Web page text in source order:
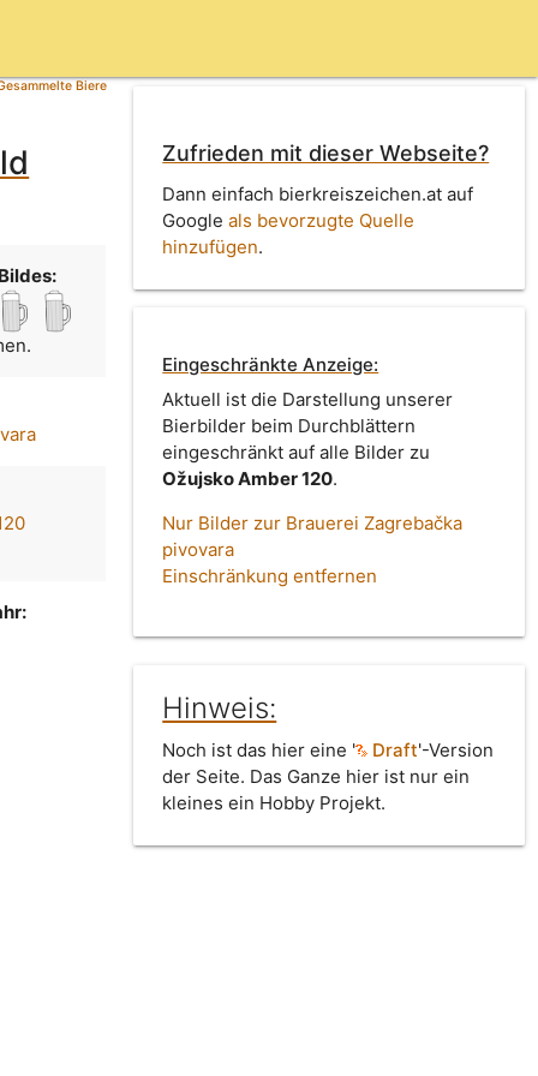
Biere
Zufrieden mit dieser Webseite?
Dann einfach bierkreiszeichen.at auf
Googleals bevorzugte Quelle
hinzufügen.
Eingeschränkte Anzeige:
Aktuell ist die Darstellung unserer
Bierbilder beim Durchblättern
eingeschränkt auf alle Bilder zu
Ožujsko Amber 120.
Nur Bilder zur Brauerei Zagrebačka
pivovara
Einschränkung entfernen
Hinweis:
Noch ist das hier eine ' Draft'-Version
der Seite. Das Ganze hier ist nur ein
kleines ein Hobby Projekt.